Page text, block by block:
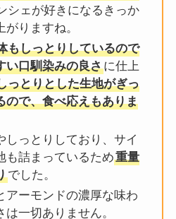
シェが好きになるきっか
りますね。
もしっとりしているので
い口馴染みの良さに仕上
っとりとした生地がぎっ
ので、食べ応えもありま
しっとりしており、サイ
も詰まっているため重量
でした。
アーモンドの濃厚な味わ
一切ありません。